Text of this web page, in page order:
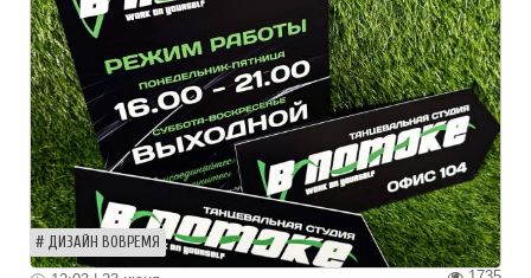
ДИЗАЙН ВОВРЕМЯ